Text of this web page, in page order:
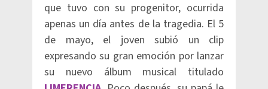
que tuvo con su progenitor, ocurrida
apenas un día antes de la tragedia. El 5
de mayo, el joven subió un clip
expresando su gran emoción por lanzar
su nuevo álbum musical titulado